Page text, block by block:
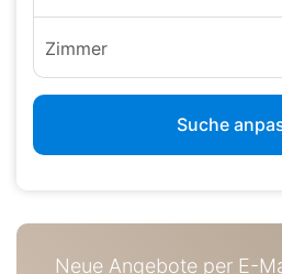
Zimmer
Suche
Neue Angebote per E-